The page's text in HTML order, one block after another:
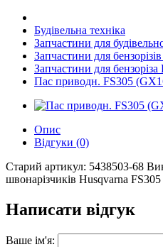
Будівельна техніка
Запчастини для
Запчастини для
Запчастини для
Пас приводн. FS305
Опис
Відгуки (0)
Старий артикул: 5438503-68
швонарізчиків Husqvarna
Написати відгук
Ваше ім'я: